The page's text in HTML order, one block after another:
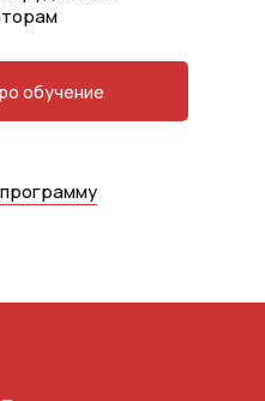
обучение